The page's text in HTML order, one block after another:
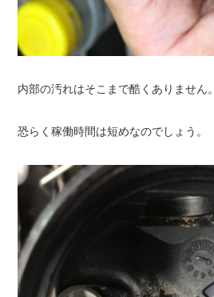
内部の汚れはそこまで酷くありません。
恐らく稼働時間は短めなのでしょう。